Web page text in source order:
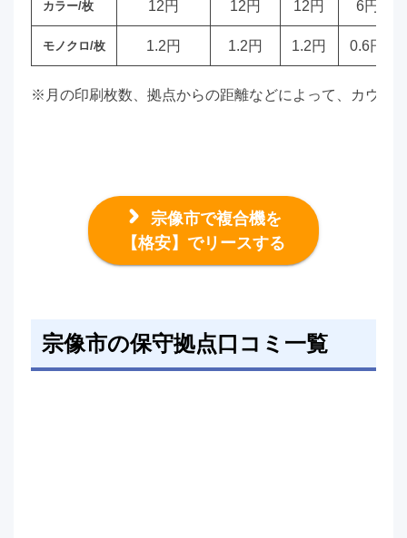
カラー/枚 12円 12円 12円 6円
モノクロ/枚 1.2円 1.2円 1.2円 0.6円
※月の印刷枚数、拠点からの距離などによって、カウン
宗像市で複合機を
【格安】でリースする
宗像市の保守拠点口コミ一覧